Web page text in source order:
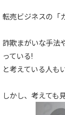
転売ビジネスの「
詐欺まがいな手法
っている!
と考えている人も
しかし、考えても